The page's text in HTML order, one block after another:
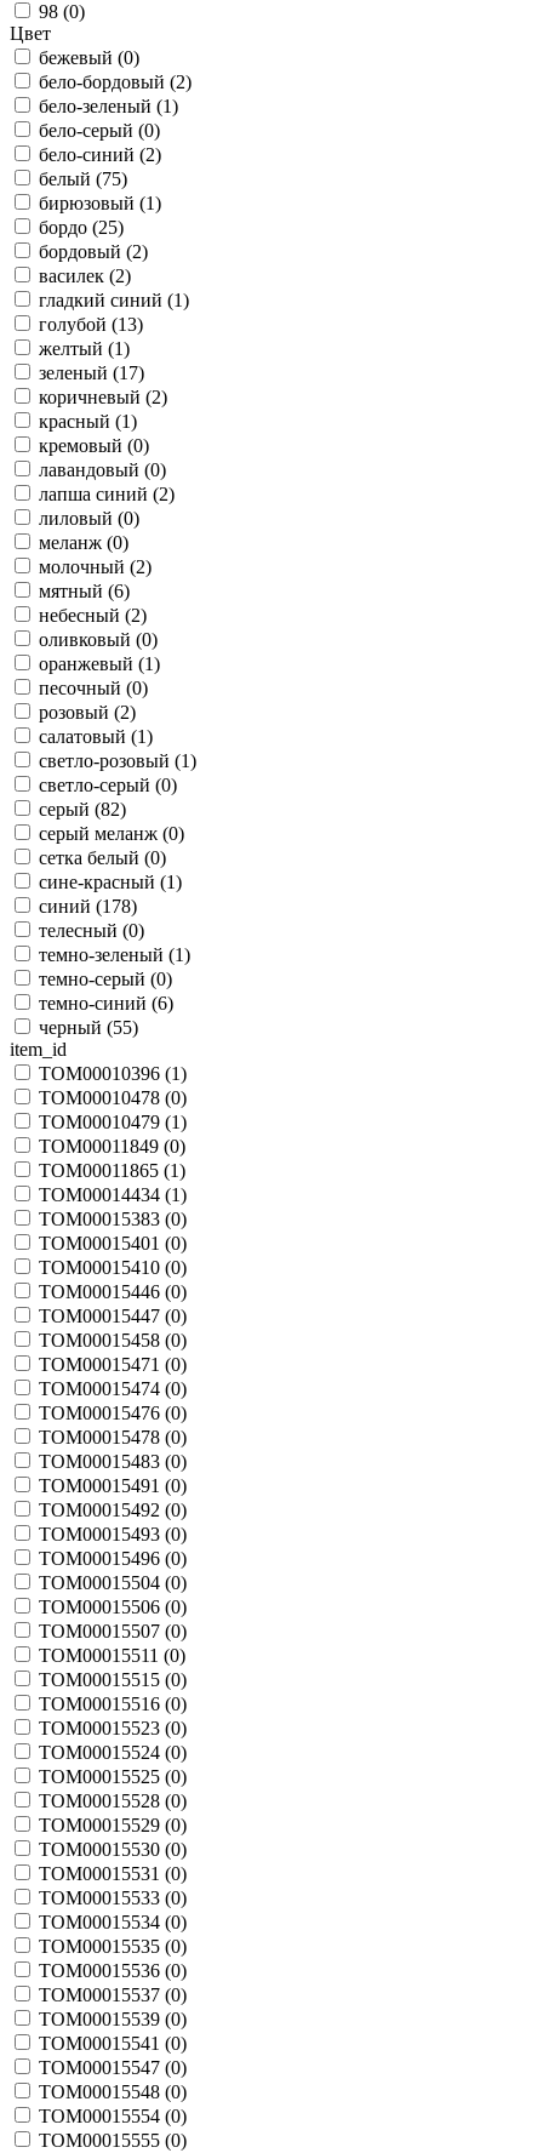
98 (0)
Цвет
бежевый (0)
бело-бордовый (2)
бело-зеленый (1)
бело-серый (0)
бело-синий (2)
белый (75)
бирюзовый (1)
бордо (25)
бордовый (2)
василек (2)
гладкий синий (1)
голубой (13)
желтый (1)
зеленый (17)
коричневый (2)
красный (1)
кремовый (0)
лавандовый (0)
лапша синий (2)
лиловый (0)
меланж (0)
молочный (2)
мятный (6)
небесный (2)
оливковый (0)
оранжевый (1)
песочный (0)
розовый (2)
салатовый (1)
светло-розовый (1)
светло-серый (0)
серый (82)
серый меланж (0)
сетка белый (0)
сине-красный (1)
синий (178)
телесный (0)
темно-зеленый (1)
темно-серый (0)
темно-синий (6)
черный (55)
item_id
TOM00010396 (1)
TOM00010478 (0)
TOM00010479 (1)
TOM00011849 (0)
TOM00011865 (1)
TOM00014434 (1)
TOM00015383 (0)
TOM00015401 (0)
TOM00015410 (0)
TOM00015446 (0)
TOM00015447 (0)
TOM00015458 (0)
TOM00015471 (0)
TOM00015474 (0)
TOM00015476 (0)
TOM00015478 (0)
TOM00015483 (0)
TOM00015491 (0)
TOM00015492 (0)
TOM00015493 (0)
TOM00015496 (0)
TOM00015504 (0)
TOM00015506 (0)
TOM00015507 (0)
TOM00015511 (0)
TOM00015515 (0)
TOM00015516 (0)
TOM00015523 (0)
TOM00015524 (0)
TOM00015525 (0)
TOM00015528 (0)
TOM00015529 (0)
TOM00015530 (0)
TOM00015531 (0)
TOM00015533 (0)
TOM00015534 (0)
TOM00015535 (0)
TOM00015536 (0)
TOM00015537 (0)
TOM00015539 (0)
TOM00015541 (0)
TOM00015547 (0)
TOM00015548 (0)
TOM00015554 (0)
TOM00015555 (0)